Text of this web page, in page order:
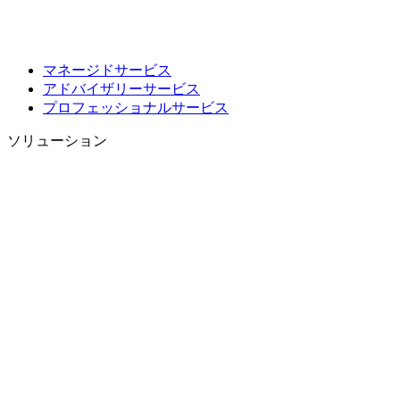
マネージドサービス
アドバイザリーサービス
プロフェッショナルサービス
ソリューション